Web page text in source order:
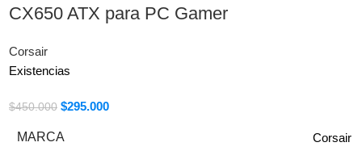
CX650 ATX para PC Gamer
Corsair
Existencias
$450.000 $295.000
MARCA Corsair